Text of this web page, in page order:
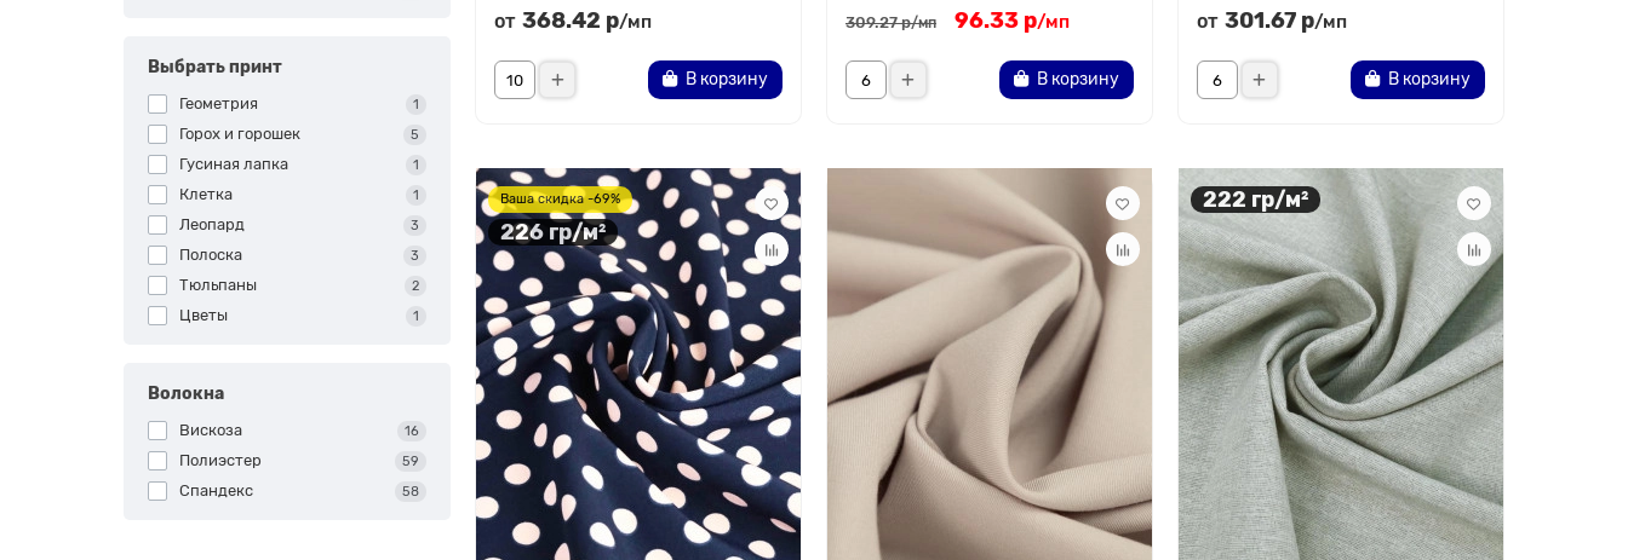
Выбрать принт
Геометрия 1
Горох и горошек 5
Гусиная лапка 1
Клетка 1
Леопард 3
Полоска 3
Тюльпаны 2
Цветы 1
Волокна
Вискоза 16
Полиэстер 59
Спандекс 58
от 368.42 р/мп
В корзину
309.27 р/мп 96.33 р/мп
В корзину
от 301.67 р/мп
В корзину
Ваша скидка -69%
226 гр/м²
222 гр/м²